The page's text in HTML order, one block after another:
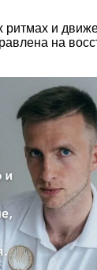
и
на